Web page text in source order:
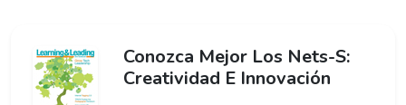
Conozca Mejor Los Nets-S:
Creatividad E Innovación